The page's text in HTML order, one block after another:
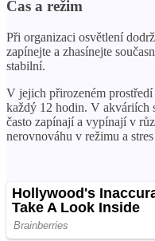
Čas a režim
Při organizaci osvětlení
zapínejte a zhasínejte
stabilní.
V jejich přirozeném
každý 12 hodin. V akváriích
často zapínají a vypínají v
nerovnováhu v režimu a